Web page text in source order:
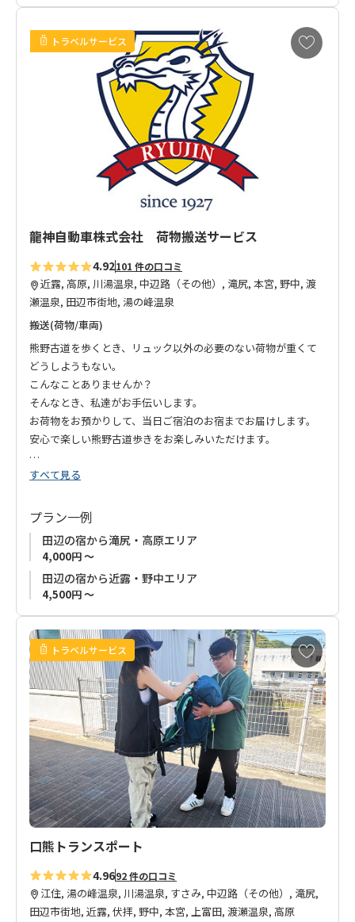
トラベルサービス
お
気
龍神自動車株式会社 荷物搬送サービス
4.92101 件の口コミ
近露, 高原, 川湯温泉, 中辺路（その他）, 滝尻, 本宮, 野中, 渡
瀬温泉, 田辺市街地, 湯の峰温泉
搬送(荷物/車両)
熊野古道を歩くとき、リュック以外の必要のない荷物が重くて
どうしようもない。
こんなことありませんか？
そんなとき、私達がお手伝いします。
お荷物をお預かりして、当日ご宿泊のお宿までお届けします。
安心で楽しい熊野古道歩きをお楽しみいただけます。
【ご注意】
すべて見る
プラン一例
田辺の宿から滝尻・高原エリア
4,000円 ～
田辺の宿から近露・野中エリア
4,500円 ～
トラベルサービス
お
気
に
入
り
に
追
加
口熊トランスポート
4.9692 件の口コミ
江住, 湯の峰温泉, 川湯温泉, すさみ, 中辺路（その他）, 滝尻,
田辺市街地, 近露, 伏拝, 野中, 本宮, 上富田, 渡瀬温泉, 高原